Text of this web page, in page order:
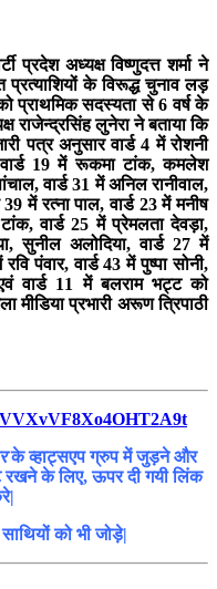
प्रदेश अध्यक्ष विष्णुदत्त शर्मा ने
प्रत्याशियों के विरूद्ध चुनाव लड़
प्राथमिक सदस्यता से 6 वर्ष के
राजेन्द्रसिंह लुनेरा ने बताया कि
पत्र अनुसार वार्ड 4 में रोशनी
वार्ड 19 में रूकमा टांक, कमलेश
वार्ड 31 में अनिल रानीवाल,
में रत्ना पाल, वार्ड 23 में मनीष
वार्ड 25 में प्रेमलता देवड़ा,
सुनील अलोदिया, वार्ड 27 में
पंवार, वार्ड 43 में पुष्पा सोनी,
वार्ड 11 में बलराम भट्ट को
मीडिया प्रभारी अरूण त्रिपाठी
के व्हाट्सएप ग्रुप में जुड़ने और
रखने के लिए, ऊपर दी गयी लिंक
को भी जोड़े|